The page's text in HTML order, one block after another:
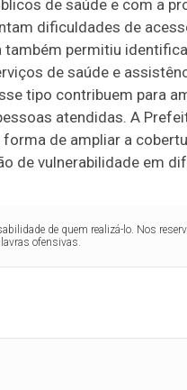
de saúde e com a
dificuldades de
permitiu
de saúde e
tipo contribuem para
atendidas. A
de ampliar a
de vulnerabilidade em
de quem realizá-lo. Nos
ofensivas.